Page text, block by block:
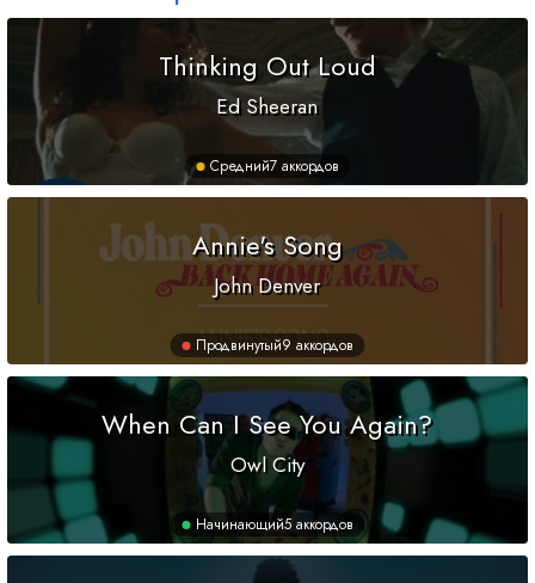
Thinking Out Loud
Ed Sheeran
Средний7 аккордов
Annie's Song
John Denver
Продвинутый9 аккордов
When Can I See You Again?
Owl City
Начинающий5 аккордов